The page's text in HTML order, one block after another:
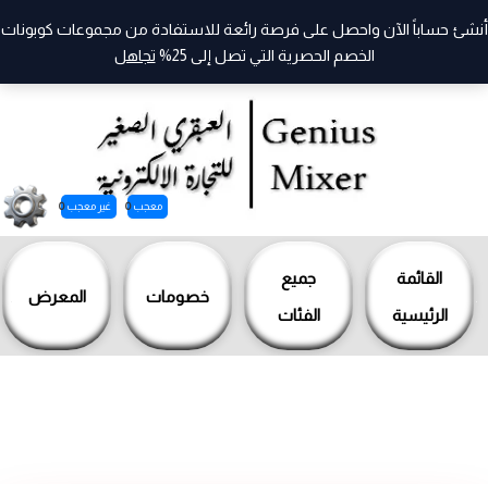
القائمة
الرئيسية
جميع
الفئات
خصومات المعرض
معجب 0 غير معجب 0
أنشئ حساباً الآن واحصل على فرصة رائعة للاستفادة من مجموعات كوبونات
الخصم الحصرية التي تصل إلى 25%
تجاهل
تخطي